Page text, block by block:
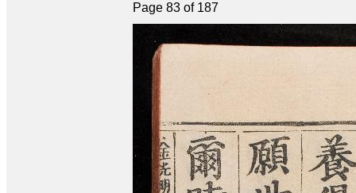
Page 83 of 187